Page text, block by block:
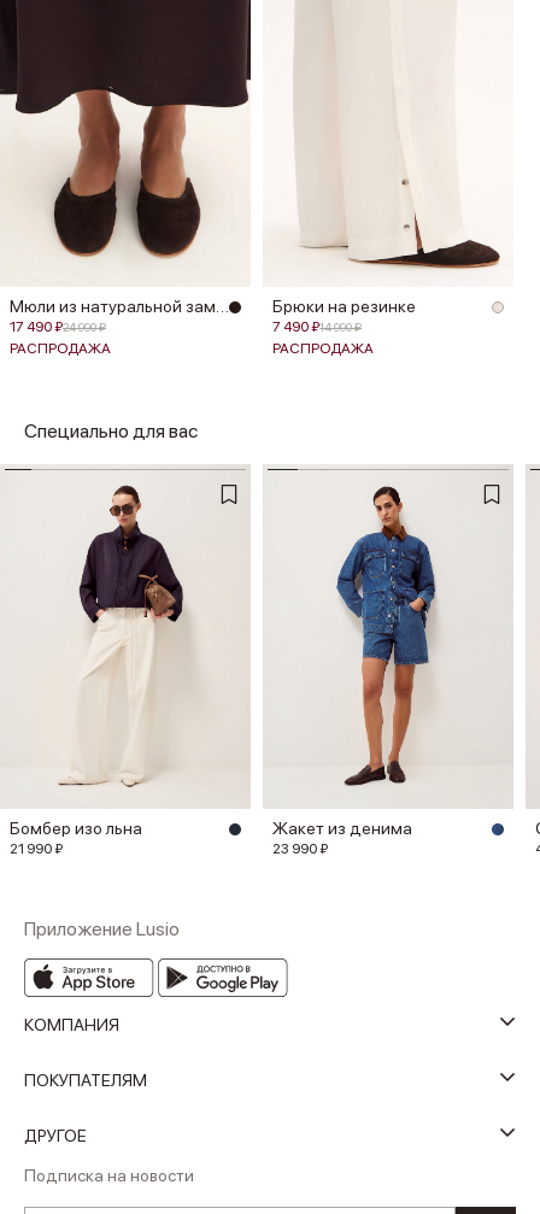
Мюли из натуральной замши
17 490 ₽24 990 ₽
РАСПРОДАЖА
Брюки на резинке
7 490 ₽14 990 ₽
РАСПРОДАЖА
Специально для вас
Бомбер изо льна
21 990 ₽
Жакет из денима
23 990 ₽
Приложение Lusio
КОМПАНИЯ
ПОКУПАТЕЛЯМ
ДРУГОЕ
Подписка на новости